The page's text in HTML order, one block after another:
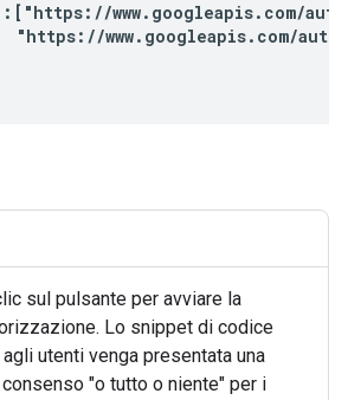
www.googleapis.com/
"https://www.googleapis.com/
sul pulsante per avviare la
Lo snippet di codice
utenti venga presentata una
"o tutto o niente" per i